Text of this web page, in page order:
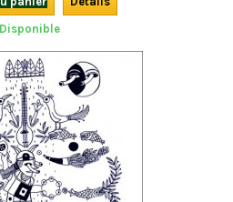
Disponible